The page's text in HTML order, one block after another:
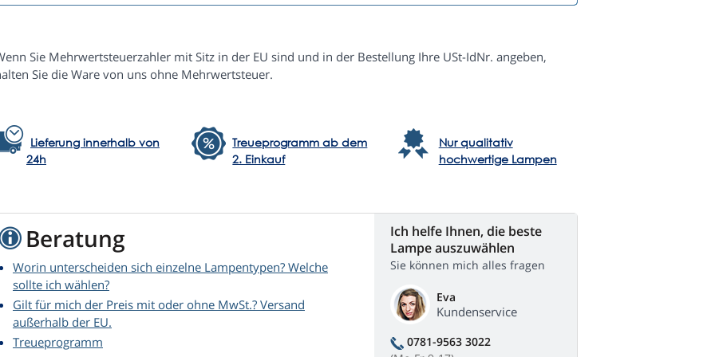
Sie Mehrwertsteuerzahler mit Sitz in der EU sind und in der Bestellung Ihre USt-IdNr. angeben,
Sie die Ware von uns ohne Mehrwertsteuer.
Lieferung innerhalb von
24h
Treueprogramm ab dem
2. Einkauf
Nur qualitativ
hochwertige Lampen
Beratung
Worin unterscheiden sich einzelne Lampentypen? Welche
sollte ich wählen?
Gilt für mich der Preis mit oder ohne MwSt.? Versand
außerhalb der EU.
Treueprogramm
Ich helfe Ihnen, die beste
Lampe auszuwählen
Sie können mich alles fragen
Eva
Kundenservice
0781-9563 3022